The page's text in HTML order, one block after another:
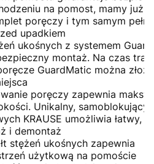
na pomost, mamy już
poręczy i tym samym pełne
upadkiem
ukośnych z systemem
montaż. Na czas
GuardMatic można
poręczy zapewnia
Unikalny, samoblokujący
KRAUSE umożliwia łatwy,
i demontaż
stężeń ukośnych zapewnia
użytkową na pomoście